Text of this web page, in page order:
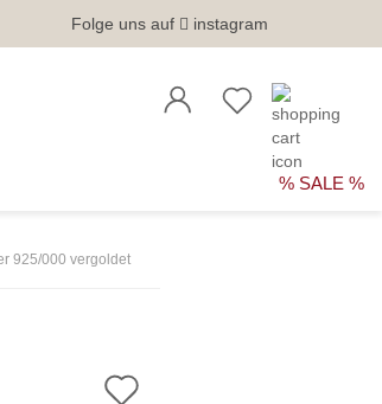
Folge uns auf instagram
% SALE %
925/000 vergoldet